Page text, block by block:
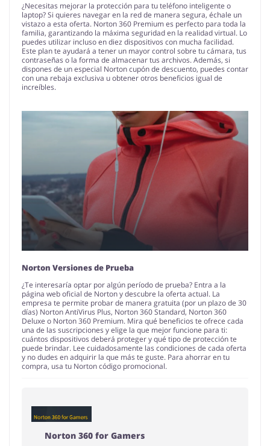
¿Necesitas mejorar la protección para tu teléfono inteligente o
laptop? Si quieres navegar en la red de manera segura, échale un
vistazo a esta oferta. Norton 360 Premium es perfecto para toda la
familia, garantizando la máxima seguridad en la realidad virtual. Lo
puedes utilizar incluso en diez dispositivos con mucha facilidad.
Este plan te ayudará a tener un mayor control sobre tu cámara, tus
contraseñas o la forma de almacenar tus archivos. Además, si
dispones de un especial Norton cupón de descuento, puedes contar
con una rebaja exclusiva u obtener otros beneficios igual de
increíbles.
Norton Versiones de Prueba
¿Te interesaría optar por algún período de prueba? Entra a la
página web oficial de Norton y descubre la oferta actual. La
empresa te permite probar de manera gratuita (por un plazo de 30
días) Norton AntiVirus Plus, Norton 360 Standard, Norton 360
Deluxe o Norton 360 Premium. Mira qué beneficios te ofrece cada
una de las suscripciones y elige la que mejor funcione para ti:
cuántos dispositivos deberá proteger y qué tipo de protección te
puede brindar. Lee cuidadosamente las condiciones de cada oferta
y no dudes en adquirir la que más te guste. Para ahorrar en tu
compra, usa tu Norton código promocional.
Norton 360 for Gamers